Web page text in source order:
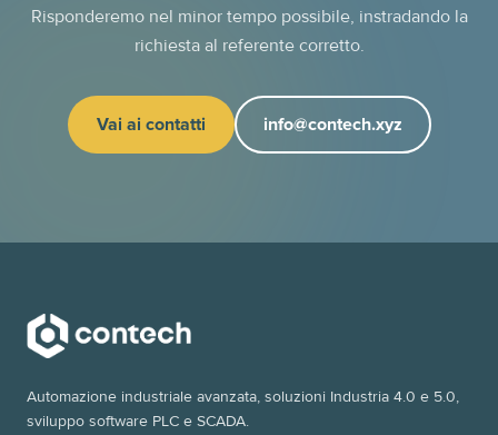
Risponderemo nel minor tempo possibile, instradando la
richiesta al referente corretto.
Vai ai contatti info@contech.xyz
Automazione industriale avanzata, soluzioni Industria 4.0 e 5.0,
sviluppo software PLC e SCADA.